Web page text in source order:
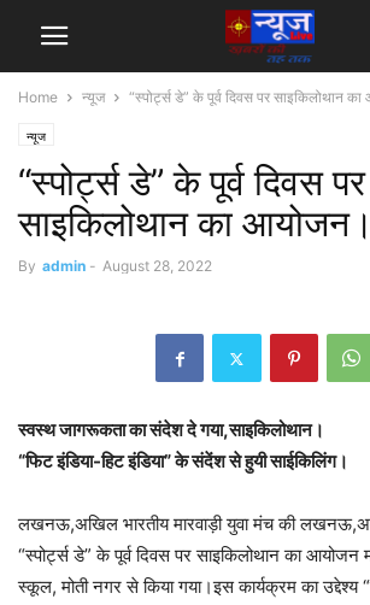
Home न्यूज “स्पोर्ट्स डे” के पूर्व दिवस पर साइकिलोथान
न्यूज
“स्पोर्ट्स डे” के पूर्व दिवस पर
साइकिलोथान का आयोजन।
By admin - August 28, 2022
स्वस्थ जागरूकता का संदेश दे गया,साइकिलोथान।
“फिट इंडिया-हिट इंडिया” के संदेंश से हुयी साईकिलिंग।
लखनऊ,अखिल भारतीय मारवाड़ी युवा मंच की लखनऊ,अवध
“स्पोर्ट्स डे” के पूर्व दिवस पर साइकिलोथान का
स्कूल, मोती नगर से किया गया।इस कार्यक्रम का उद्देश्य